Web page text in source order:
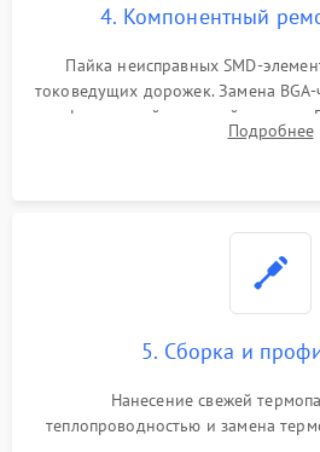
4. Компонентный
Пайка неисправных SMD-
токоведущих дорожек. Замена
инфракрасной паяльной
BIOS или заменаПодробнее
5. Сборка и
Нанесение свежей
теплопроводностью и замена